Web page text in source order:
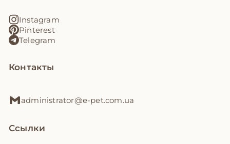
Instagram
Pinterest
Telegram
Контакты
administrator@e-pet.com.ua
Ссылки